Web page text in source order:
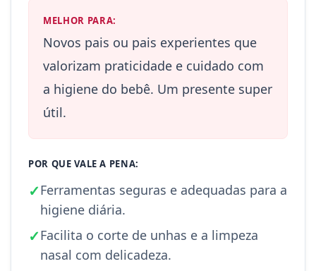
MELHOR PARA:
Novos pais ou pais experientes que
valorizam praticidade e cuidado com
a higiene do bebê. Um presente super
útil.
POR QUE VALE A PENA:
✓Ferramentas seguras e adequadas para a
higiene diária.
✓Facilita o corte de unhas e a limpeza
nasal com delicadeza.